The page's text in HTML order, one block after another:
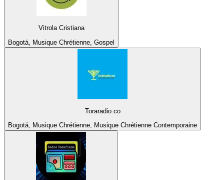
Vitrola Cristiana
Bogotá, Musique Chrétienne, Gospel
Toraradio.co
Bogotá, Musique Chrétienne, Musique Chrétienne Contemporaine